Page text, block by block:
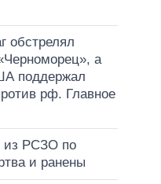
обстрелял
а
поддержал
рф. Главное
из РСЗО по
и ранены